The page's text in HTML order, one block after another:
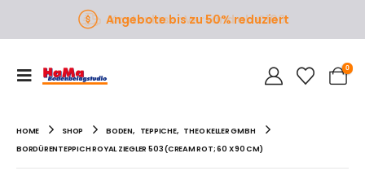
Angebote bis zu 50% reduziert
0
HOME SHOP BODEN, TEPPICHE, THEO KELLER GMBH
BORDÜRENTEPPICH ROYAL ZIEGLER 503 (CREAM ROT; 60 X 90 CM)